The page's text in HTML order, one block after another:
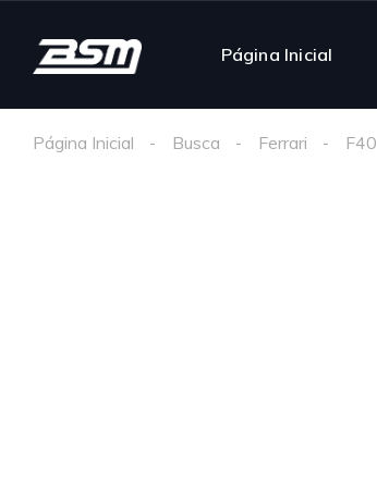
Página Inicial
Página Inicial Busca Ferrari F40